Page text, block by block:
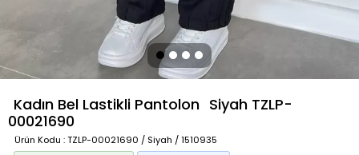
Kadın Bel Lastikli Pantolon Siyah TZLP-
00021690
Ürün Kodu : TZLP-00021690 / Siyah / 1510935